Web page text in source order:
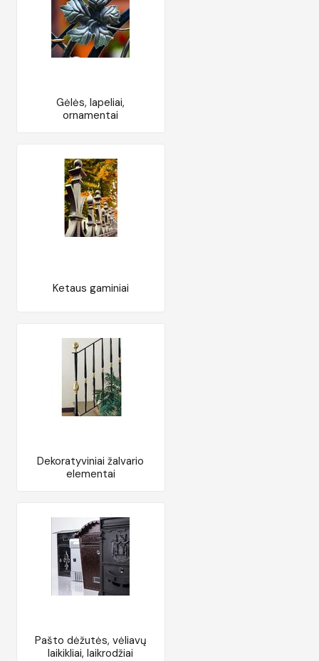
Gėlės, lapeliai,
ornamentai
Ketaus gaminiai
Dekoratyviniai žalvario
elementai
Pašto dėžutės, vėliavų
laikikliai, laikrodžiai